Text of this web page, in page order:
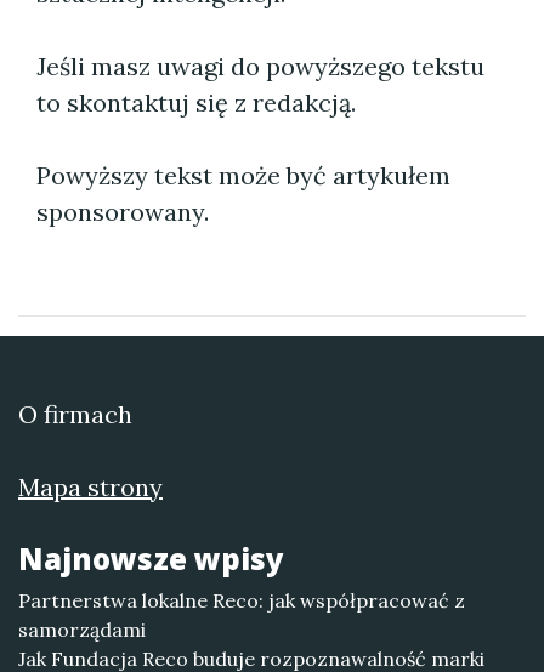
Jeśli masz uwagi do powyższego tekstu
to skontaktuj się z redakcją.
Powyższy tekst może być artykułem
sponsorowany.
O firmach
Mapa strony
Najnowsze wpisy
Partnerstwa lokalne Reco: jak współpracować z
samorządami
Jak Fundacja Reco buduje rozpoznawalność marki